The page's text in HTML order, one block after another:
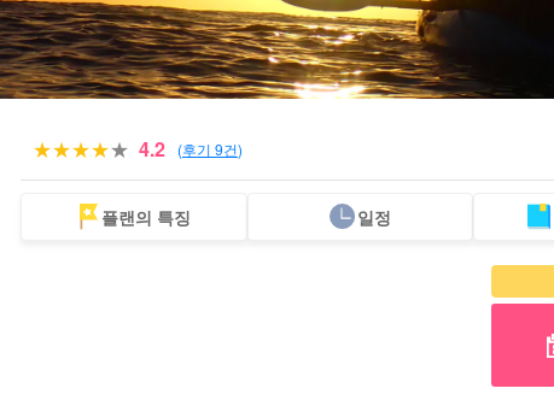
이리
당일 예약 OK
플랜
할인 혜택
세트 플랜
이리오모테 섬 "폭
포"
4.2 (후기 9건)
플랜의 특징 일정